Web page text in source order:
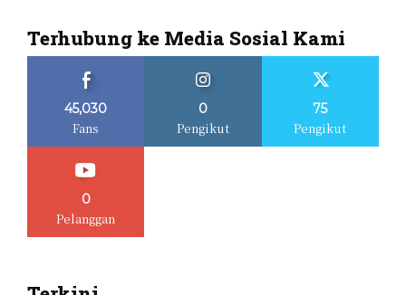
Terhubung ke Media Sosial Kami
45,030
Fans
0
Pengikut
75
Pengikut
0
Pelanggan